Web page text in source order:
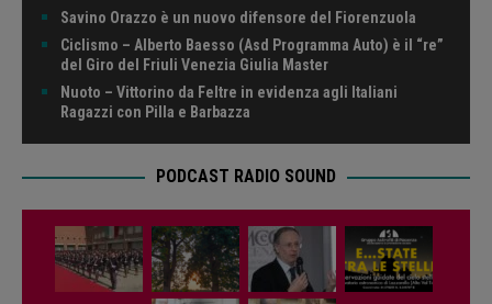
Savino Orazzo è un nuovo difensore del Fiorenzuola
Ciclismo – Alberto Baesso (Asd Programma Auto) è il “re”
del Giro del Friuli Venezia Giulia Master
Nuoto – Vittorino da Feltre in evidenza agli Italiani
Ragazzi con Pilla e Barbazza
PODCAST RADIO SOUND